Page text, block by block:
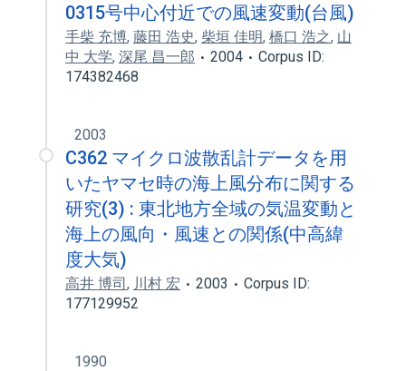
0315号中心付近での風速変動(台風)
手柴 充博, 藤田 浩史, 柴垣 佳明, 橋口 浩之, 山
中 大学, 深尾 昌一郎 2004
Corpus ID:
174382468
2003
C362 マイクロ波散乱計データを用
いたヤマセ時の海上風分布に関する
研究(3) : 東北地方全域の気温変動と
海上の風向・風速との関係(中高緯
度大気)
高井 博司, 川村 宏 2003
Corpus ID:
177129952
1990